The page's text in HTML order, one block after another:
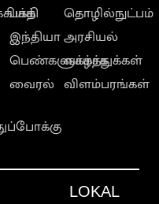
பக்தி
இந்தியா
பெண்களுக்காக
வைரல்
தொழில்நுட்பம்
அரசியல்
வாழ்த்துக்கள்
விளம்பரங்கள்
LOKAL